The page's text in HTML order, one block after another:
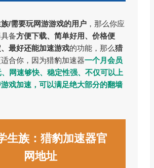
/需要玩网游游戏的用户 ，那么你应
备方便下载、简单好用、价格便
最好还能加速游戏的功能，那么猎
合你，因为猎豹加速器一个月会员
网速够快、 稳定性强、不仅可以上
戏加速，可以满足绝大部分的翻墙
生族：猎豹加速器官
网地址